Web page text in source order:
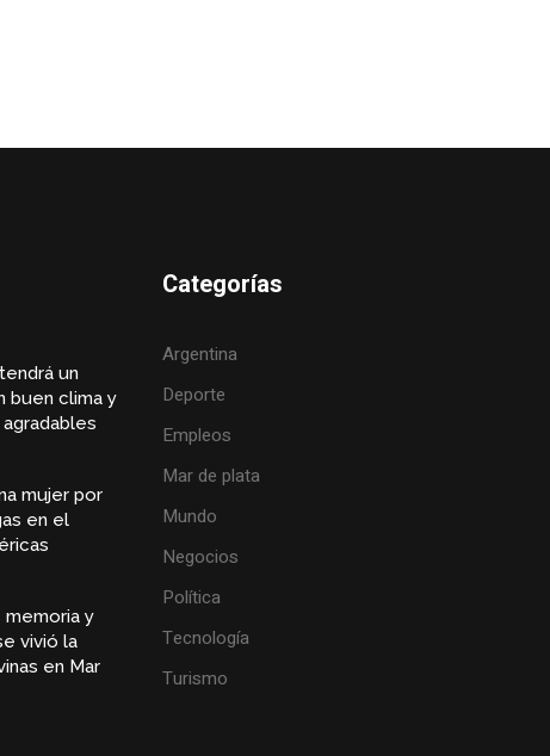
un
buen clima y
mujer por
en el
memoria y
vivió la
en Mar
Categorías
Argentina
Deporte
Empleos
Mar de plata
Mundo
Negocios
Política
Tecnología
Turismo